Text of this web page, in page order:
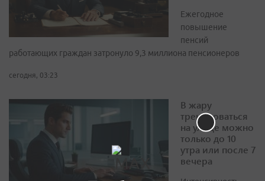
Ежегодное
повышение
пенсий
работающих граждан затронуло 9,3 миллиона пенсионеров
сегодня, 03:23
В жару
тренироваться
на улице можно
только до 10
утра или после 7
вечера